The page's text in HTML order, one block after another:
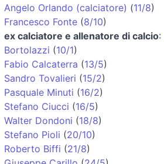
Angelo Orlando (calciatore) (11/8)
Francesco Fonte (8/10)
ex calciatore e allenatore di calcio:
Bortolazzi (10/1)
Fabio Calcaterra (13/5)
Sandro Tovalieri (15/2)
Pasquale Minuti (16/2)
Stefano Ciucci (16/5)
Walter Dondoni (18/8)
Stefano Pioli (20/10)
Roberto Biffi (21/8)